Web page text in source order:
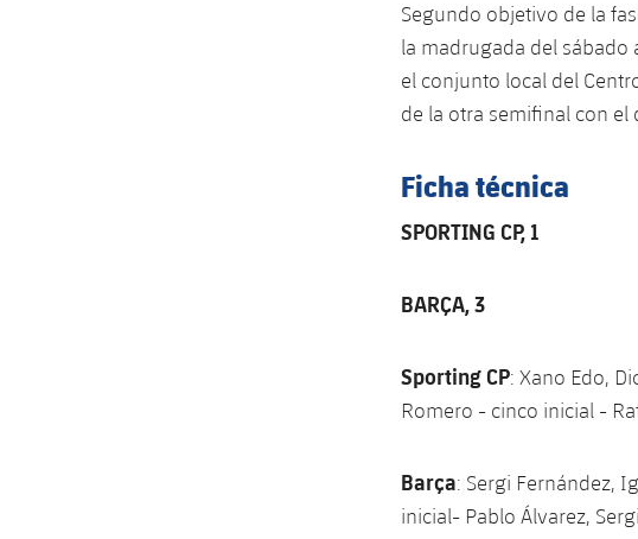
Segundo objetivo de la
la madrugada del sábado
el conjunto local del
de la otra semifinal con el
Ficha técnica
SPORTING CP, 1
BARÇA, 3
Sporting CP: Xano Edo,
Romero - cinco inicial -
Barça: Sergi Fernández,
inicial- Pablo Álvarez,